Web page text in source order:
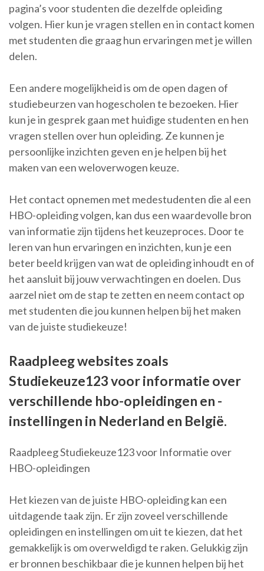
pagina’s voor studenten die dezelfde opleiding
volgen. Hier kun je vragen stellen en in contact komen
met studenten die graag hun ervaringen met je willen
delen.
Een andere mogelijkheid is om de open dagen of
studiebeurzen van hogescholen te bezoeken. Hier
kun je in gesprek gaan met huidige studenten en hen
vragen stellen over hun opleiding. Ze kunnen je
persoonlijke inzichten geven en je helpen bij het
maken van een weloverwogen keuze.
Het contact opnemen met medestudenten die al een
HBO-opleiding volgen, kan dus een waardevolle bron
van informatie zijn tijdens het keuzeproces. Door te
leren van hun ervaringen en inzichten, kun je een
beter beeld krijgen van wat de opleiding inhoudt en of
het aansluit bij jouw verwachtingen en doelen. Dus
aarzel niet om de stap te zetten en neem contact op
met studenten die jou kunnen helpen bij het maken
van de juiste studiekeuze!
Raadpleeg websites zoals
Studiekeuze123 voor informatie over
verschillende hbo-opleidingen en -
instellingen in Nederland en België.
Raadpleeg Studiekeuze123 voor Informatie over
HBO-opleidingen
Het kiezen van de juiste HBO-opleiding kan een
uitdagende taak zijn. Er zijn zoveel verschillende
opleidingen en instellingen om uit te kiezen, dat het
gemakkelijk is om overweldigd te raken. Gelukkig zijn
er bronnen beschikbaar die je kunnen helpen bij het